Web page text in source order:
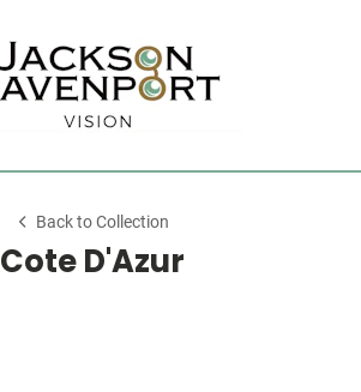
Back to Collection
Cote D'Azur